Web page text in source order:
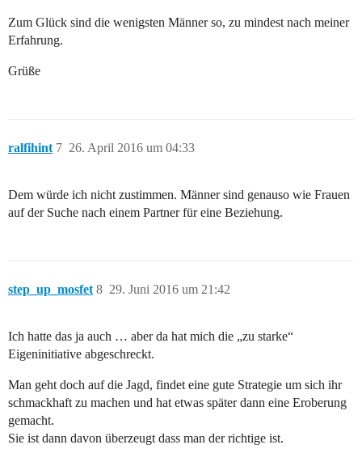
Zum Glück sind die wenigsten Männer so, zu mindest nach meiner
Erfahrung.
Grüße
ralfihint 26. April 2016 um 04:33
7
Dem würde ich nicht zustimmen. Männer sind genauso wie Frauen
auf der Suche nach einem Partner für eine Beziehung.
step_up_mosfet 29. Juni 2016 um 21:42
8
Ich hatte das ja auch … aber da hat mich die „zu starke“
Eigeninitiative abgeschreckt.
Man geht doch auf die Jagd, findet eine gute Strategie um sich ihr
schmackhaft zu machen und hat etwas später dann eine Eroberung
gemacht.
Sie ist dann davon überzeugt dass man der richtige ist.